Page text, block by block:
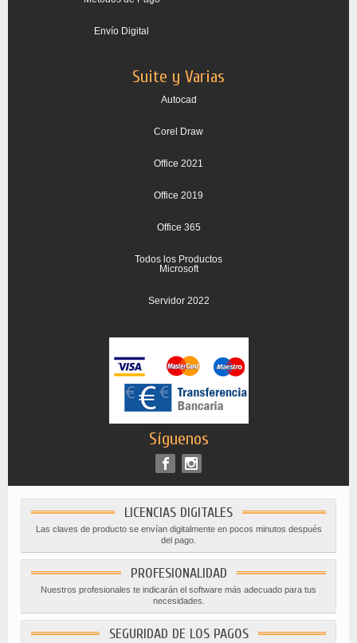
Envío Digital
Suite y Varias
Autocad
Corel Draw
Office 2021
Office 2019
Office 365
Todos los Productos
Microsoft
Servidor 2022
Síguenos
LICENCIAS DIGITALES
Las claves de producto se envían digitalmente en pocos minutos después
del pago.
PROFESIONALIDAD
Nuestros profesionales te indicarán el software más adecuado para tus
necesidades.
SEGURIDAD DE LOS PAGOS